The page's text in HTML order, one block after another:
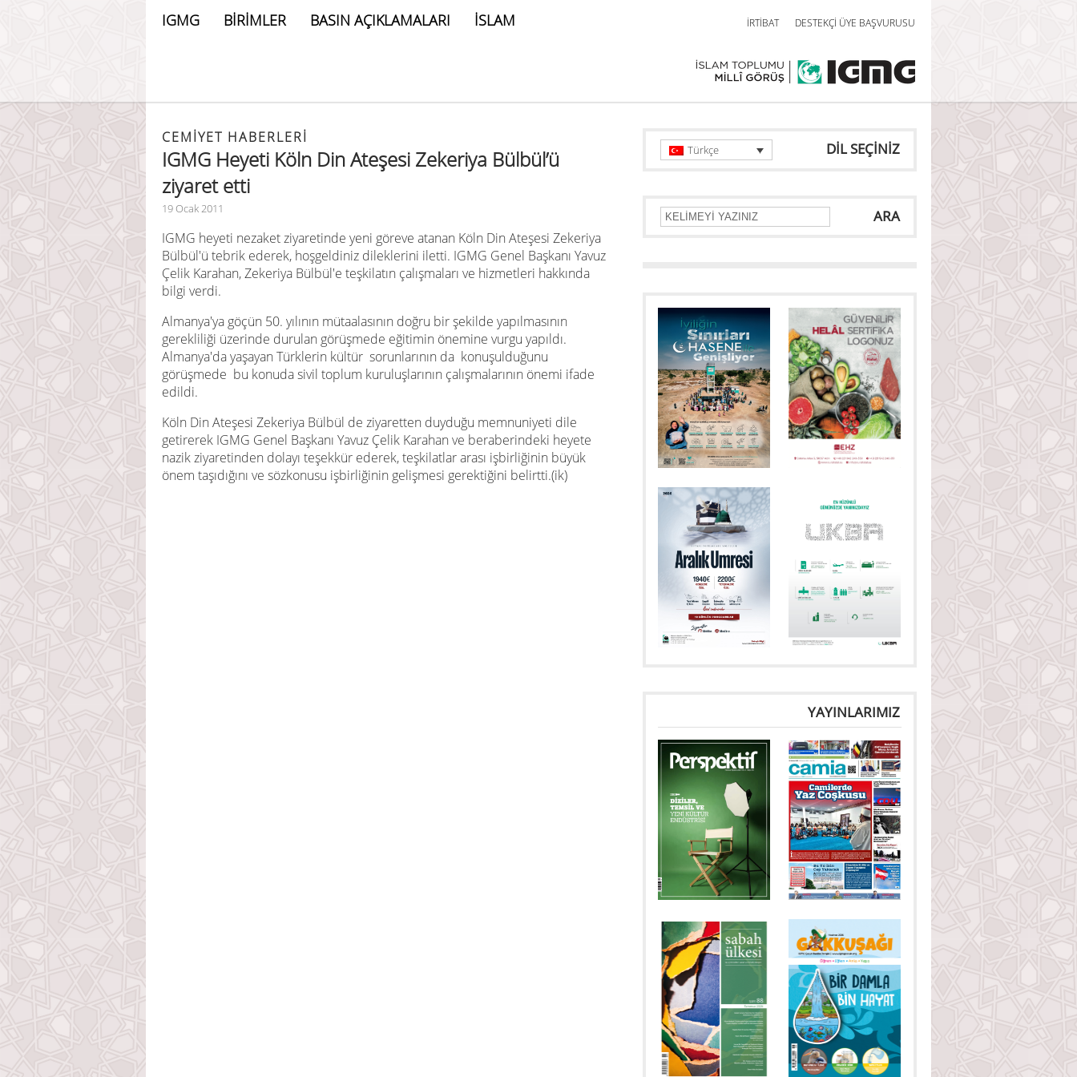
IGMG BİRİMLER BASIN AÇIKLAMALARI İSLAM İRTİBAT DESTEKÇİ ÜYE BAŞVURUSU
CEMIYET HABERLERI
IGMG Heyeti Köln Din Ateşesi Zekeriya Bülbül’ü
ziyaret etti
19 Ocak 2011
IGMG heyeti nezaket ziyaretinde yeni göreve atanan Köln Din Ateşesi Zekeriya
Bülbül'ü tebrik ederek, hoşgeldiniz dileklerini iletti. IGMG Genel Başkanı Yavuz
Çelik Karahan, Zekeriya Bülbül'e teşkilatın çalışmaları ve hizmetleri hakkında
bilgi verdi.
Almanya'ya göçün 50. yılının mütaalasının doğru bir şekilde yapılmasının
gerekliliği üzerinde durulan görüşmede eğitimin önemine vurgu yapıldı.
Almanya'da yaşayan Türklerin kültür sorunlarının da konuşulduğunu
görüşmede bu konuda sivil toplum kuruluşlarının çalışmalarının önemi ifade
edildi.
Köln Din Ateşesi Zekeriya Bülbül de ziyaretten duyduğu memnuniyeti dile
getirerek IGMG Genel Başkanı Yavuz Çelik Karahan ve beraberindeki heyete
nazik ziyaretinden dolayı teşekkür ederek, teşkilatlar arası işbirliğinin büyük
önem taşıdığını ve sözkonusu işbirliğinin gelişmesi gerektiğini belirtti.(ik)
DİL SEÇİNİZ
Türkçe
ARA
YAYINLARIMIZ